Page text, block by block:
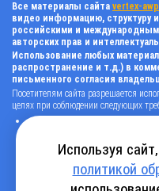
Все материалы сайта vertex-
видео информацию,
российскими и
авторских прав и
Использование любых
распространение и т.д.) в
письменного согласия
Посетителям сайта разрешается
целях при соблюдении следующих
поставить прямую активную
системами, т.е. запрещено
способы, нельзя использовать
все ссылки, имеющиеся в тексте
виде и быть прямыми и
Используя
политикой